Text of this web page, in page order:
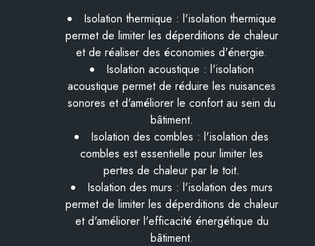
Isolation thermique : l'isolation thermique
permet de limiter les déperditions de chaleur
et de réaliser des économies d'énergie.
Isolation acoustique : l'isolation
acoustique permet de réduire les nuisances
sonores et d'améliorer le confort au sein du
bâtiment.
Isolation des combles : l'isolation des
combles est essentielle pour limiter les
pertes de chaleur par le toit.
Isolation des murs : l'isolation des murs
permet de limiter les déperditions de chaleur
et d'améliorer l'efficacité énergétique du
bâtiment.